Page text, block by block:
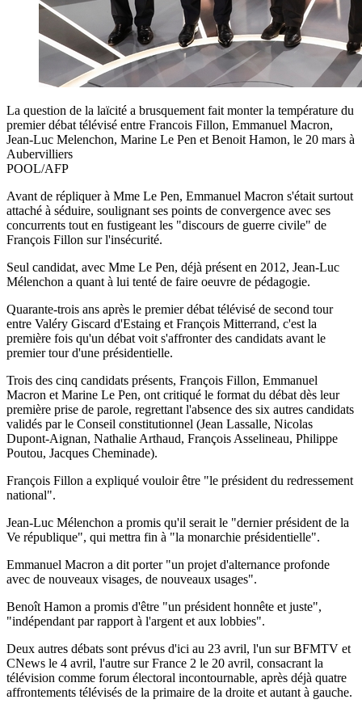
La question de la laïcité a brusquement fait monter la température du
premier débat télévisé entre Francois Fillon, Emmanuel Macron,
Jean-Luc Melenchon, Marine Le Pen et Benoit Hamon, le 20 mars à
Aubervilliers
POOL/AFP
Avant de répliquer à Mme Le Pen, Emmanuel Macron s'était surtout
attaché à séduire, soulignant ses points de convergence avec ses
concurrents tout en fustigeant les "discours de guerre civile" de
François Fillon sur l'insécurité.
Seul candidat, avec Mme Le Pen, déjà présent en 2012, Jean-Luc
Mélenchon a quant à lui tenté de faire oeuvre de pédagogie.
Quarante-trois ans après le premier débat télévisé de second tour
entre Valéry Giscard d'Estaing et François Mitterrand, c'est la
première fois qu'un débat voit s'affronter des candidats avant le
premier tour d'une présidentielle.
Trois des cinq candidats présents, François Fillon, Emmanuel
Macron et Marine Le Pen, ont critiqué le format du débat dès leur
première prise de parole, regrettant l'absence des six autres candidats
validés par le Conseil constitutionnel (Jean Lassalle, Nicolas
Dupont-Aignan, Nathalie Arthaud, François Asselineau, Philippe
Poutou, Jacques Cheminade).
François Fillon a expliqué vouloir être "le président du redressement
national".
Jean-Luc Mélenchon a promis qu'il serait le "dernier président de la
Ve république", qui mettra fin à "la monarchie présidentielle".
Emmanuel Macron a dit porter "un projet d'alternance profonde
avec de nouveaux visages, de nouveaux usages".
Benoît Hamon a promis d'être "un président honnête et juste",
"indépendant par rapport à l'argent et aux lobbies".
Deux autres débats sont prévus d'ici au 23 avril, l'un sur BFMTV et
CNews le 4 avril, l'autre sur France 2 le 20 avril, consacrant la
télévision comme forum électoral incontournable, après déjà quatre
affrontements télévisés de la primaire de la droite et autant à gauche.